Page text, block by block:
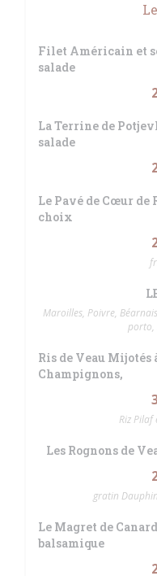
Filet Américain et
salade
La Terrine de
salade
Le Pavé de Cœur de
choix
Maroilles, Poivre,
porto,
Ris de Veau
Champignons,
Riz Pilaf
Les Rognons de
gratin
Le Magret de
balsamique